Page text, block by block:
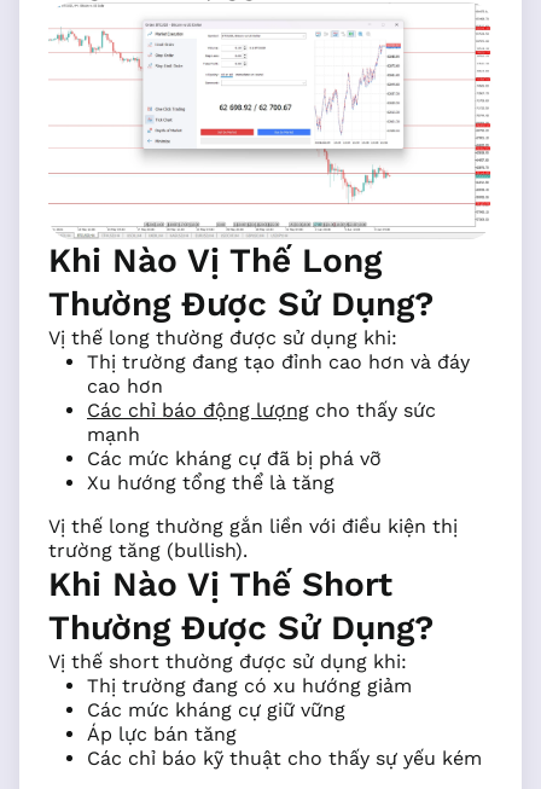
Khi Nào Vị Thế Long
Thường Được Sử Dụng?
Vị thế long thường được sử dụng khi:
Thị trường đang tạo đỉnh cao hơn và đáy
cao hơn
Các chỉ báo động lượng cho thấy sức
mạnh
Các mức kháng cự đã bị phá vỡ
Xu hướng tổng thể là tăng
Vị thế long thường gắn liền với điều kiện thị
trường tăng (bullish).
Khi Nào Vị Thế Short
Thường Được Sử Dụng?
Vị thế short thường được sử dụng khi:
Thị trường đang có xu hướng giảm
Các mức kháng cự giữ vững
Áp lực bán tăng
Các chỉ báo kỹ thuật cho thấy sự yếu kém